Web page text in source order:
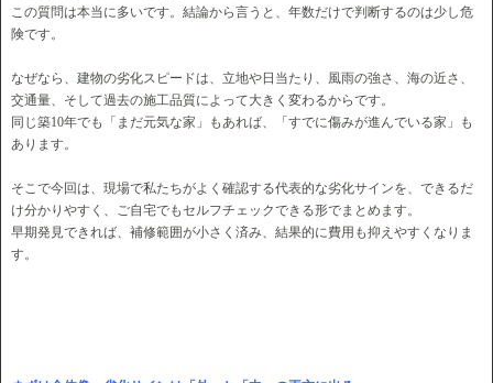
この質問は本当に多いです。結論から言うと、年数だけで判断するのは少し危
険です。
なぜなら、建物の劣化スピードは、立地や日当たり、風雨の強さ、海の近さ、
交通量、そして過去の施工品質によって大きく変わるからです。
同じ築10年でも「まだ元気な家」もあれば、「すでに傷みが進んでいる家」も
あります。
そこで今回は、現場で私たちがよく確認する代表的な劣化サインを、できるだ
け分かりやすく、ご自宅でもセルフチェックできる形でまとめます。
早期発見できれば、補修範囲が小さく済み、結果的に費用も抑えやすくなりま
す。